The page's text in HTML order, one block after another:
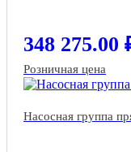
348 275.00
Розничная цена
Насосная группа